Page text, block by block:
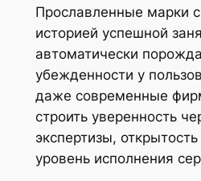
Прославленные марки
историей успешной
автоматически
убежденности у
даже современные
строить уверенность
экспертизы,
уровень исполнения